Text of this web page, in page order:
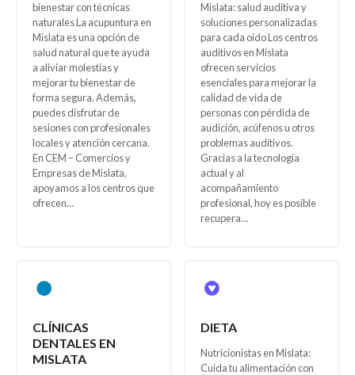
bienestar con técnicas
naturales La acupuntura en
Mislata es una opción de
salud natural que te ayuda
a aliviar molestias y
mejorar tu bienestar de
forma segura. Además,
puedes disfrutar de
sesiones con profesionales
locales y atención cercana.
En CEM – Comercios y
Empresas de Mislata,
apoyamos a los centros que
ofrecen…
Mislata: salud auditiva y
soluciones personalizadas
para cada oído Los centros
auditivos en Mislata
ofrecen servicios
esenciales para mejorar la
calidad de vida de
personas con pérdida de
audición, acúfenos u otros
problemas auditivos.
Gracias a la tecnología
actual y al
acompañamiento
profesional, hoy es posible
recupera…
CLÍNICAS
DENTALES EN
MISLATA
DIETA
Nutricionistas en Mislata:
Cuida tu alimentación con